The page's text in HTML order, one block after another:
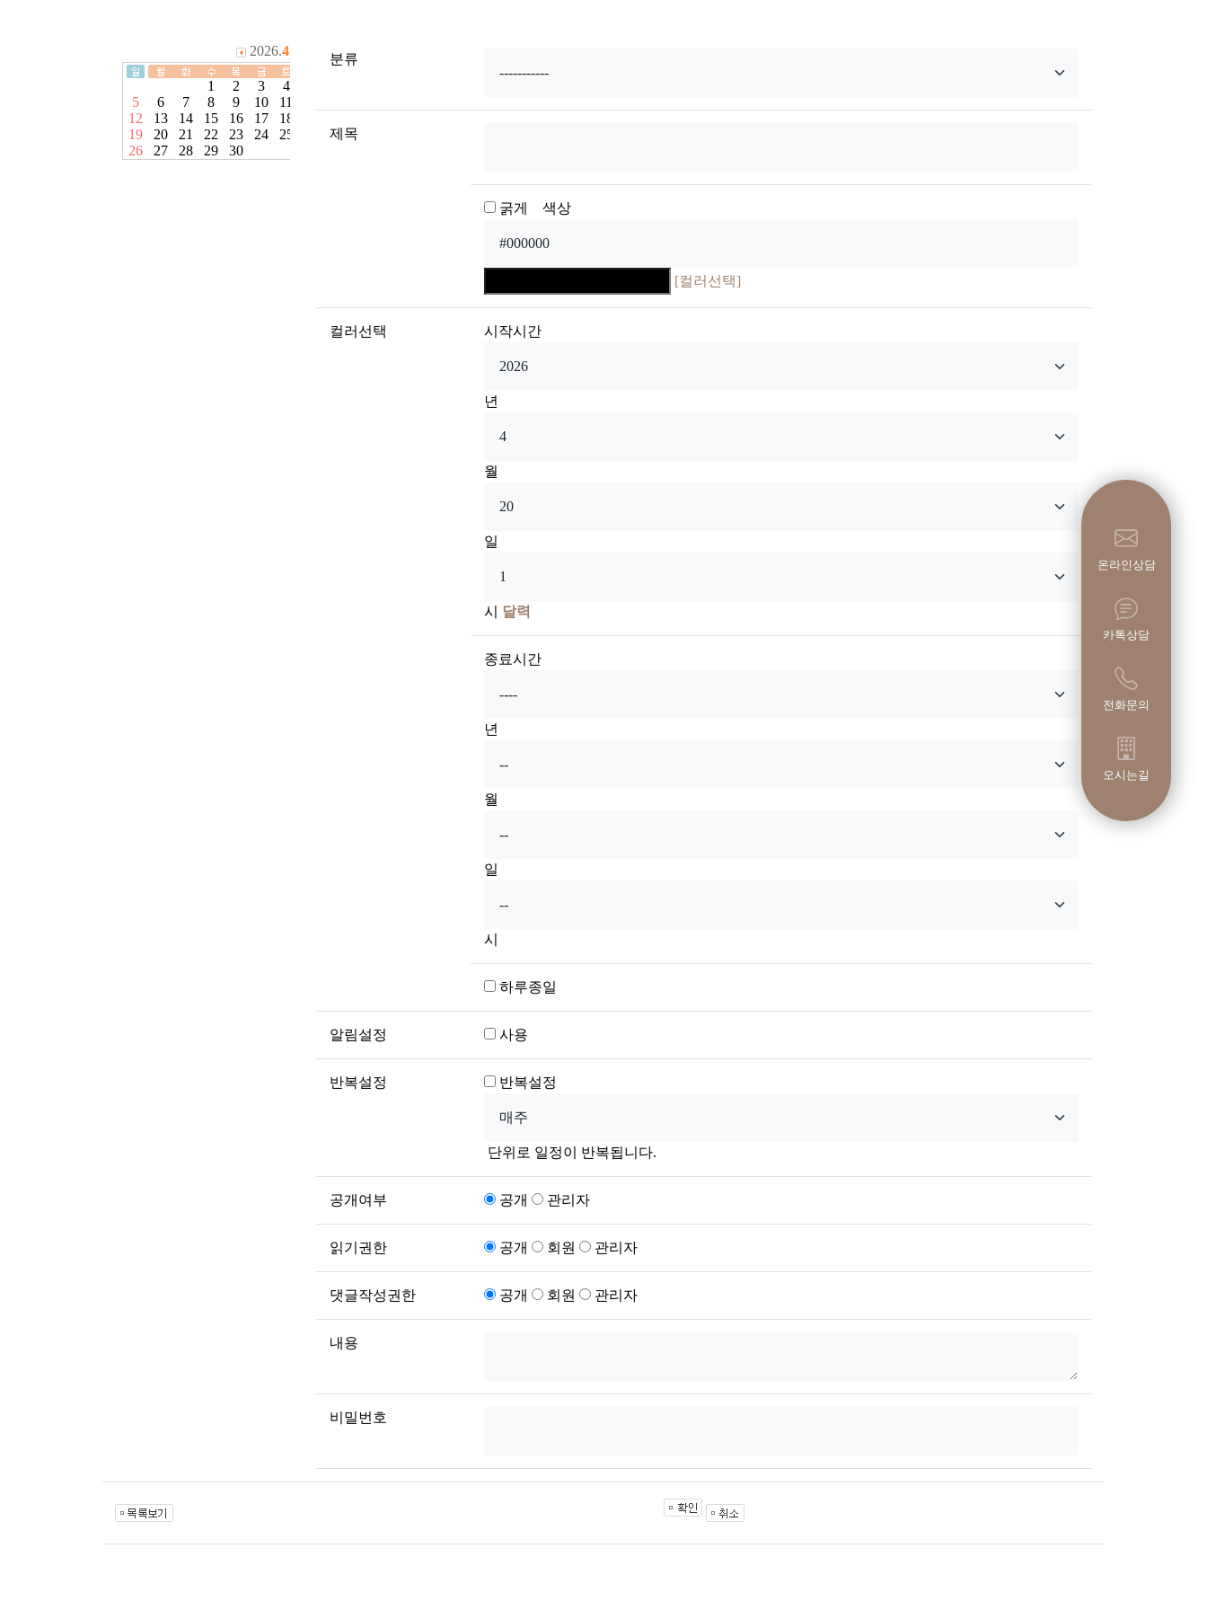
분류
제목
굵게 색상
[컬러선택]
컬러선택 시작시간
년
월
일
시 달력
종료시간
년
월
일
시
하루종일
알림설정 사용
반복설정 반복설정
단위로 일정이 반복됩니다.
공개여부 공개 관리자
읽기권한 공개 회원 관리자
댓글작성권한 공개 회원 관리자
내용
비밀번호
온라인상담
카톡상담
전화문의
오시는길